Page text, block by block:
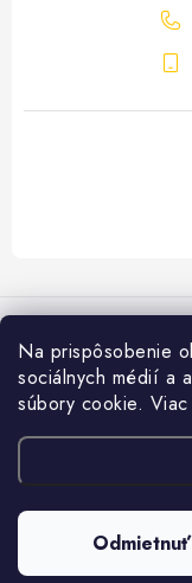
Na prispôsobenie
sociálnych médií a
súbory cookie.
Odmietnuť
á
Informácie pre vás
Ako nakupovať
Obchodné podmienky
Podmienky ochrany
Hodnotenie obchodu
Facebook
Copyright 2026AKPROFI.